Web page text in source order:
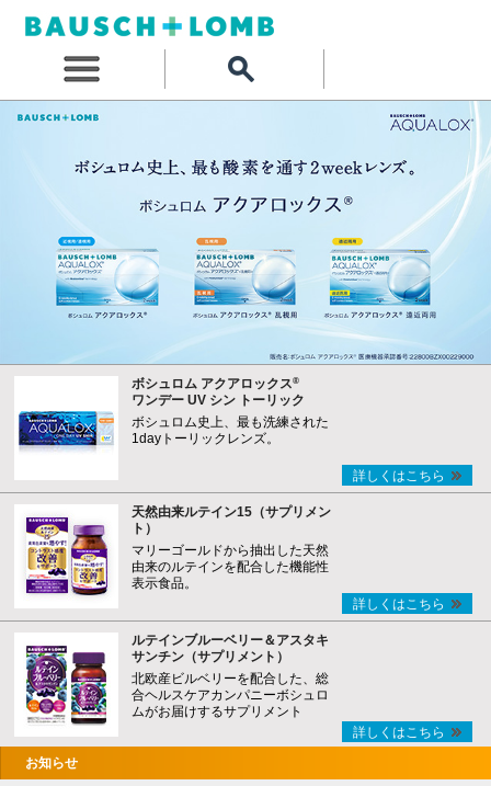
ボシュロム アクアロックス®
ワンデー UV シン トーリック
ボシュロム史上、最も洗練された
1dayトーリックレンズ。
詳しくはこちら
天然由来ルテイン15（サプリメン
ト）
マリーゴールドから抽出した天然
由来のルテインを配合した機能性
表示食品。
詳しくはこちら
ルテインブルーベリー＆アスタキ
サンチン（サプリメント）
北欧産ビルベリーを配合した、総
合ヘルスケアカンパニーボシュロ
ムがお届けするサプリメント
詳しくはこちら
お知らせ